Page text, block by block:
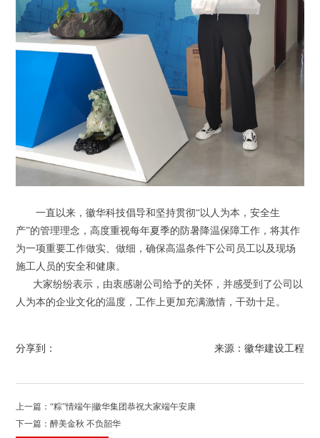
一直以来，徽华科技倡导和坚持贯彻“以人为本，安全生
产”的管理理念，高度重视每年夏季的防暑降温保障工作，将其作
为一项重要工作做实、做细，确保高温条件下公司员工以及现场
施工人员的安全和健康。
大家纷纷表示，由衷感谢公司给予的关怀，并感受到了公司以
人为本的企业文化的温度，工作上更加充满激情，干劲十足。
分享到： 来源：徽华建设工程
上一篇：“粽”情端午|徽华集团恭祝大家端午安康
下一篇：醉美金秋 不负韶华